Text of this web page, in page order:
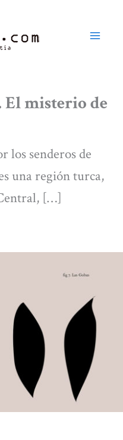
El misterio de
los senderos de
una región turca,
[…]